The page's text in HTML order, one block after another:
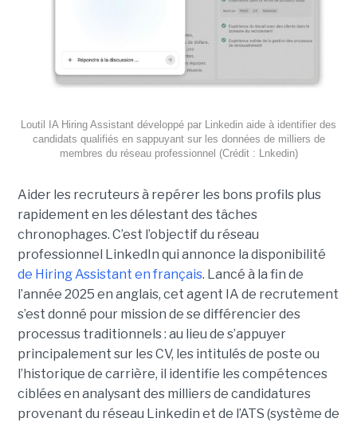
Loutil IA Hiring Assistant développé par Linkedin aide à identifier des
candidats qualifiés en sappuyant sur les données de milliers de
membres du réseau professionnel (Crédit : Lnkedin)
Aider les recruteurs à repérer les bons profils plus
rapidement en les délestant des tâches
chronophages. C’est l’objectif du réseau
professionnel LinkedIn qui annonce la disponibilité
de Hiring Assistant en français. Lancé à la fin de
l’année 2025 en anglais, cet agent IA de recrutement
s’est donné pour mission de se différencier des
processus traditionnels : au lieu de s’appuyer
principalement sur les CV, les intitulés de poste ou
l’historique de carrière, il identifie les compétences
ciblées en analysant des milliers de candidatures
provenant du réseau Linkedin et de l’ATS (système de